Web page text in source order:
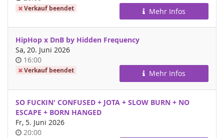
Verkauf beendet Mehr Infos
HipHop x DnB by Hidden Frequency
Sa, 20. Juni 2026
Uhrzeit
16:00
Verkauf beendet Mehr Infos
SO FUCKIN' CONFUSED + JOTA + SLOW BURN + NO
ESCAPE + BORN HANGED
Fr, 5. Juni 2026
Uhrzeit
20:00